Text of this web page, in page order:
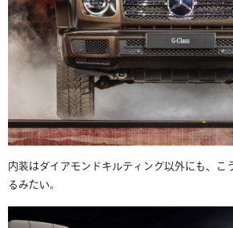
内装はダイアモンドキルティング以外にも、
るみたい。